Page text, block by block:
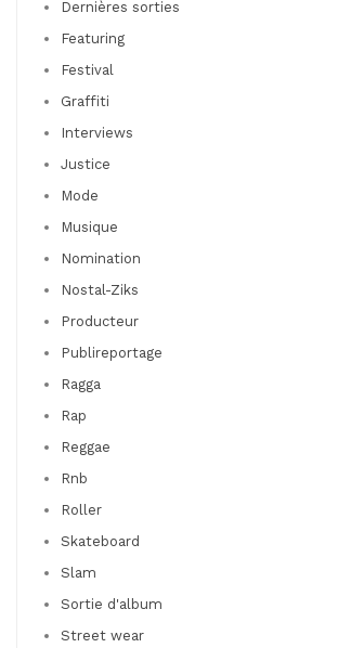
Dernières sorties
Featuring
Festival
Graffiti
Interviews
Justice
Mode
Musique
Nomination
Nostal-Ziks
Producteur
Publireportage
Ragga
Rap
Reggae
Rnb
Roller
Skateboard
Slam
Sortie d'album
Street wear